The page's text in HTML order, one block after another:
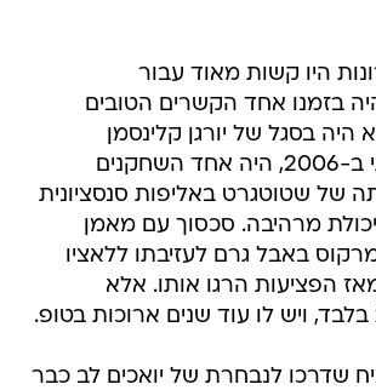
היו קשות מאוד עבור
בזמנו אחד הקשרים הטובים
היה בסגל של יורגן קלינסמן
במונדיאל הביתי ב-2006, היה אחד השחקנים
של שטוטגרט באליפות סנסציונית
יכולת מרהיבה. סכסוך עם מאמן
באבל גרם לעזיבתו ללאציו
2010, ומאז הפציעות הרגו אותו. אלא
שדרכו לנבחרת של יואכים לב כבר